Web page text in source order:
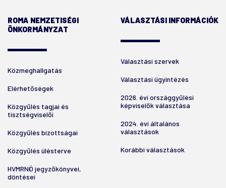
ROMA NEMZETISÉGI
ÖNKORMÁNYZAT
Közmeghallgatás
Elérhetőségek
Közgyűlés tagjai és
tisztségviselői
Közgyűlés bizottságai
Közgyűlés ülésterve
HVMRNÖ jegyzőkönyvei,
döntései
VÁLASZTÁSI INFORMÁCIÓK
Választási szervek
Választási ügyintézés
2026. évi országgyűlési
képviselők választása
2024. évi általános
választások
Korábbi választások